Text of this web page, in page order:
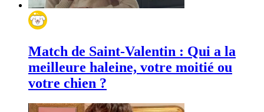
Match de Saint-Valentin : Qui a la
meilleure haleine, votre moitié ou
votre chien ?